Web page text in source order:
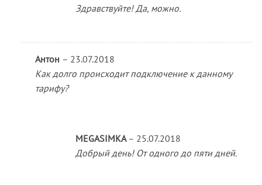
Здравствуйте! Да, можно.
Антон – 23.07.2018
Как долго происходит подключение к данному
тарифу?
MEGASIMKA – 25.07.2018
Добрый день! От одного до пяти дней.